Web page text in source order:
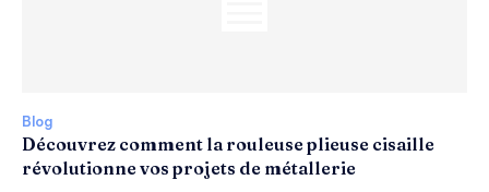
Blog
Découvrez comment la rouleuse plieuse cisaille
révolutionne vos projets de métallerie